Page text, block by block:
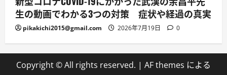
生の動画でわかる3つの対策 症状や経過の真実
pikakichi2015@gmail.com 2026年7月19日 0
Copyright © All rights reserved. | AF themes による